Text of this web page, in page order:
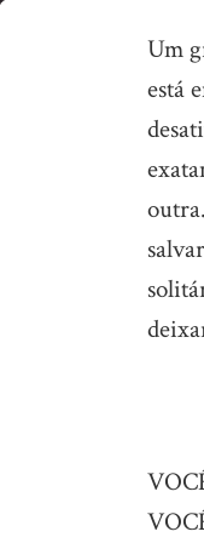
a
Um
está